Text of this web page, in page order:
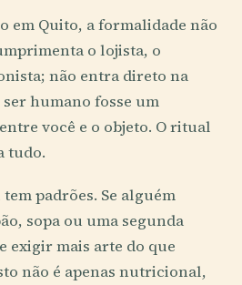
em Quito, a formalidade não
o lojista, o
não entra direto na
humano fosse um
você e o objeto. O ritual
tudo.
padrões. Se alguém
sopa ou uma segunda
exigir mais arte do que
não é apenas nutricional,